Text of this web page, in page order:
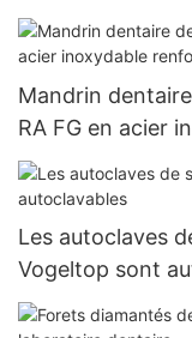
Mandrin
RA FG en acier
l'aiguille)
Les autoclaves
Vogeltop sont